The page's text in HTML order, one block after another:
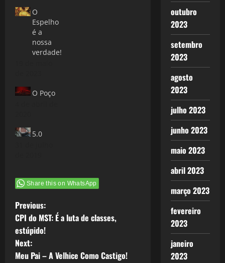
O
Espelho
é a
nossa
verdade!
O Poço
5.0
Share this on WhatsApp
P
o
s
Previous:
CPI do MST: É a luta de classes,
estúpido!
Next:
Meu Pai – A Velhice Como Castigo!
outubro
2023
setembro
2023
agosto
2023
julho 2023
junho 2023
maio 2023
abril 2023
março 2023
fevereiro
2023
janeiro
2023